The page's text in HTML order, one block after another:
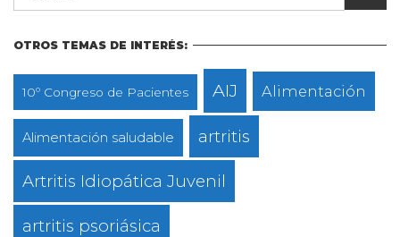
OTROS TEMAS DE INTERÉS:
10º Congreso de Pacientes AIJ Alimentación
Alimentación saludable artritis
Artritis Idiopática Juvenil
artritis psoriásica